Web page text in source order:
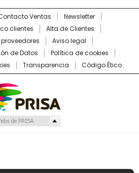
Ventas
Newsletter
clientes
Alta de Clientes
Aviso legal
de Datos
Política de cookies
Transparencia Código Ético